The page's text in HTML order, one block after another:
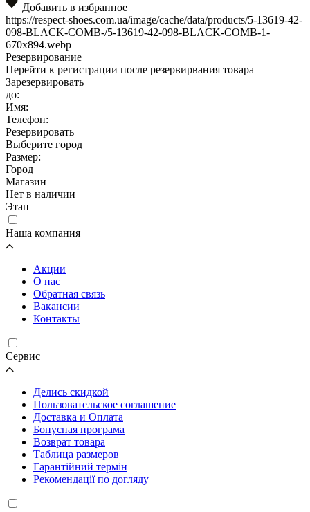
Добавить в избранное
https://respect-shoes.com.ua/image/cache/data/products/5-13619-42-
098-BLACK-COMB-/5-13619-42-098-BLACK-COMB-1-
670x894.webp
Резервирование
Перейти к регистрации после резервирвания товара
Зарезервировать
до:
Имя:
Телефон:
Резервировать
Выберите город
Размер:
Город
Магазин
Нет в наличии
Этап
Наша компания
Акции
О нас
Обратная связь
Вакансии
Контакты
Cервис
Делись скидкой
Пользовательское соглашение
Доставка и Оплата
Бонусная програма
Возврат товара
Таблица размеров
Гарантійний термін
Рекомендації по догляду